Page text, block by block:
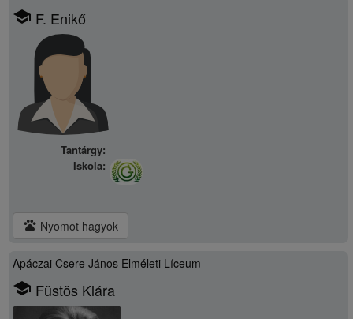
school F. Enikő
Tantárgy:
Iskola:
pets Nyomot hagyok
Apáczai Csere János Elméleti Líceum
school Füstös Klára